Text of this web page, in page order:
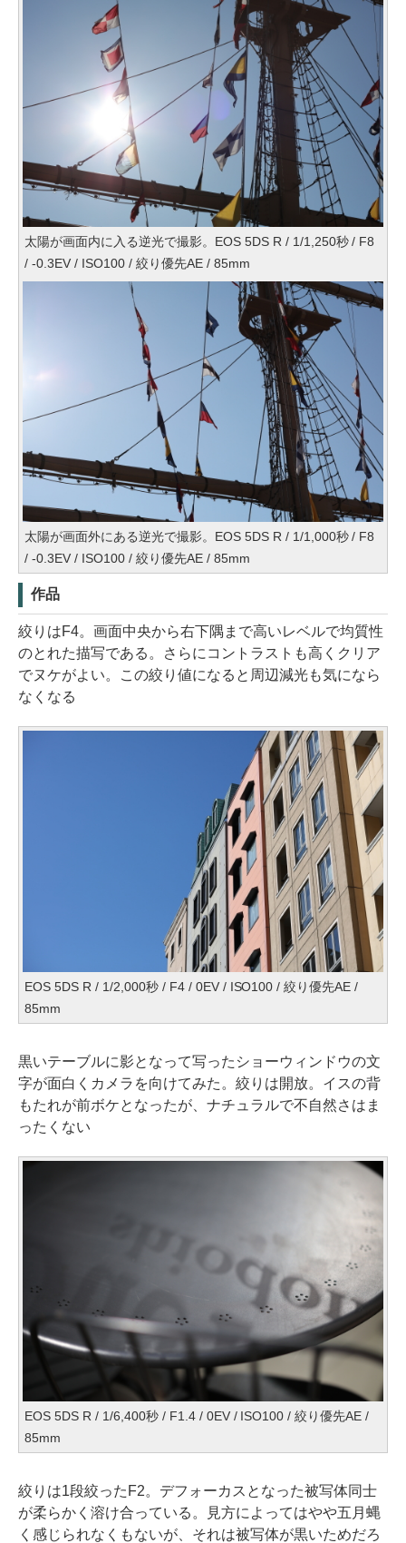
太陽が画面内に入る逆光で撮影。EOS 5DS R / 1/1,250秒 / F8
/ -0.3EV / ISO100 / 絞り優先AE / 85mm
太陽が画面外にある逆光で撮影。EOS 5DS R / 1/1,000秒 / F8
/ -0.3EV / ISO100 / 絞り優先AE / 85mm
作品
絞りはF4。画面中央から右下隅まで高いレベルで均質性
のとれた描写である。さらにコントラストも高くクリア
でヌケがよい。この絞り値になると周辺減光も気になら
なくなる
EOS 5DS R / 1/2,000秒 / F4 / 0EV / ISO100 / 絞り優先AE /
85mm
黒いテーブルに影となって写ったショーウィンドウの文
字が面白くカメラを向けてみた。絞りは開放。イスの背
もたれが前ボケとなったが、ナチュラルで不自然さはま
ったくない
EOS 5DS R / 1/6,400秒 / F1.4 / 0EV / ISO100 / 絞り優先AE /
85mm
絞りは1段絞ったF2。デフォーカスとなった被写体同士
が柔らかく溶け合っている。見方によってはやや五月蝿
く感じられなくもないが、それは被写体が黒いためだろ